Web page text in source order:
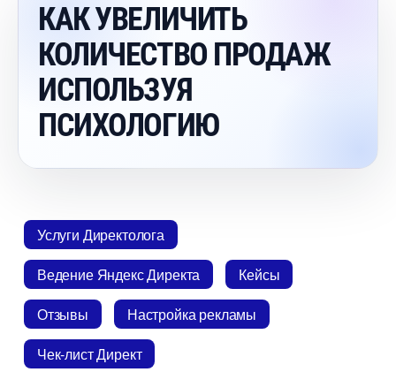
КАК УВЕЛИЧИТЬ
КОЛИЧЕСТВО ПРОДАЖ
ИСПОЛЬЗУЯ
ПСИХОЛОГИЮ
Услуги Директолога
едение Яндекс Директа
Кейсы
Отзывы
Настройка рекламы
Чек-лист Директ